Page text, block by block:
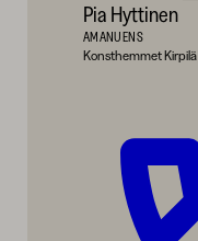
Pia Hyttinen
AMANUENS
Konsthemmet Kirpilä